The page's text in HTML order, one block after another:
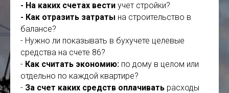
- На каких счетах вести учет стройки?
- Как отразить затраты на строительство в
балансе?
- Нужно ли показывать в бухучете целевые
средства на счете 86?
- Как считать экономию: по дому в целом или
отдельно по каждой квартире?
- За счет каких средств оплачивать расходы